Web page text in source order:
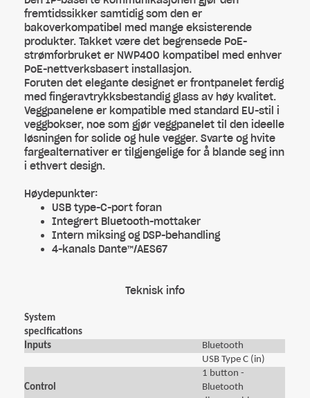
fremtidssikker samtidig som den er
bakoverkompatibel med mange eksisterende
produkter. Takket være det begrensede PoE-
strømforbruket er NWP400 kompatibel med enhver
PoE-nettverksbasert installasjon.
Foruten det elegante designet er frontpanelet ferdig
med fingeravtrykksbestandig glass av høy kvalitet.
Veggpanelene er kompatible med standard EU-stil i
veggbokser, noe som gjør veggpanelet til den ideelle
løsningen for solide og hule vegger. Svarte og hvite
fargealternativer er tilgjengelige for å blande seg inn
i ethvert design.
Høydepunkter:
USB type-C-port foran
Integrert Bluetooth-mottaker
Intern miksing og DSP-behandling
4-kanals Dante™/AES67
Teknisk info
System
specifications
Inputs
Bluetooth
USB Type C (in)
Control
1 button -
Bluetooth